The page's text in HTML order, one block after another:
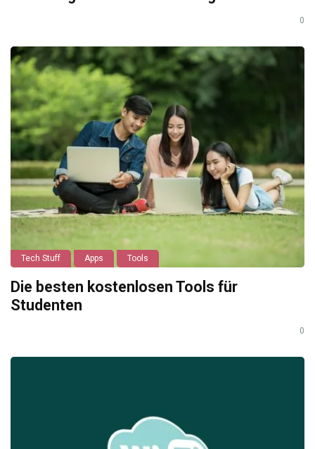
0
Tech Stuff Apps Tools
Die besten kostenlosen Tools für
Studenten
0